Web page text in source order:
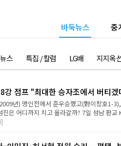
바둑뉴스 중
스 특집 / 칼럼 LG배 지지옥
점프 "최대한 승자조에서 버티겠
년) 명인전에서 준우승했고(對이창호1-
은 어디까지 치고 올라갈까? 7일 성남 판교